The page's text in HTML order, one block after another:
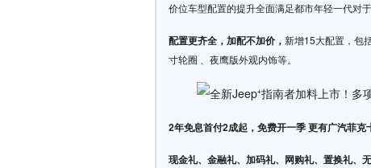
价位车型配置的提升全面满足都市年轻一代对于
配置更齐全，加配不加价， 新增15大配置，包
寸轮圈 、夜鹰版外观内饰等。
2年免息首付2成起，免费开一季 更有广汽菲克
现金礼、金融礼、加码礼、网购礼、置换礼、